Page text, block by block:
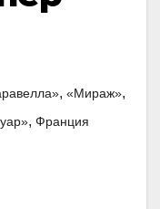
, «Мираж»,
, Франция